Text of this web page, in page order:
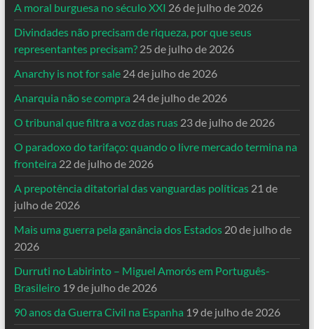
A moral burguesa no século XXI 26 de julho de 2026
Divindades não precisam de riqueza, por que seus
representantes precisam? 25 de julho de 2026
Anarchy is not for sale 24 de julho de 2026
Anarquia não se compra 24 de julho de 2026
O tribunal que filtra a voz das ruas 23 de julho de 2026
O paradoxo do tarifaço: quando o livre mercado termina na
fronteira 22 de julho de 2026
A prepotência ditatorial das vanguardas políticas 21 de
julho de 2026
Mais uma guerra pela ganância dos Estados 20 de julho de
2026
Durruti no Labirinto – Miguel Amorós em Português-
Brasileiro 19 de julho de 2026
90 anos da Guerra Civil na Espanha 19 de julho de 2026